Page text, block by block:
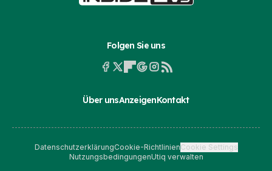
Folgen Sie uns
Über unsAnzeigenKontakt
DatenschutzerklärungCookie-RichtlinienCookie Settings
NutzungsbedingungenUtiq verwalten